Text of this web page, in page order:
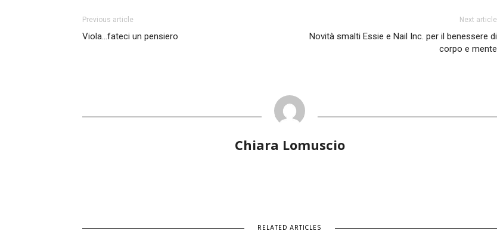
Previous article
Viola…fateci un pensiero
Next article
Novità smalti Essie e Nail Inc. per il benessere di
corpo e mente
Chiara Lomuscio
RELATED ARTICLES